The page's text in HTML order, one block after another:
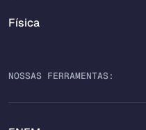
Física
NOSSAS FERRAMENTAS: